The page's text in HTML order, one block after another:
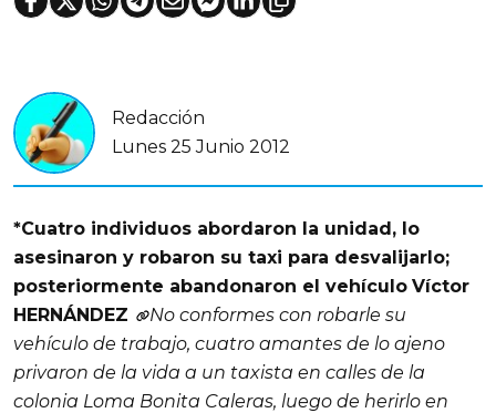
Redacción
Lunes 25 Junio 2012
*Cuatro individuos abordaron la unidad, lo
asesinaron y robaron su taxi para desvalijarlo;
posteriormente abandonaron el vehículo Víctor
HERNÁNDEZ
No conformes con robarle su
vehículo de trabajo, cuatro amantes de lo ajeno
privaron de la vida a un taxista en calles de la
colonia Loma Bonita Caleras, luego de herirlo en